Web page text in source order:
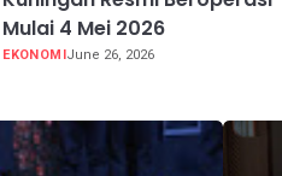
Mulai 4 Mei 2026
EKONOMI June 26, 2026